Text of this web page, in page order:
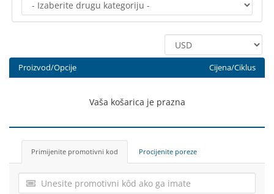
Proizvod/Opcije Cijena/Ciklus
Vaša košarica je prazna
Primijenite promotivni kod Procijenite poreze